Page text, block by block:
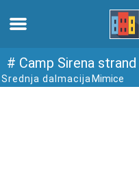
Otthon
# Camp Sirena
Srednja dalmacija Mimice